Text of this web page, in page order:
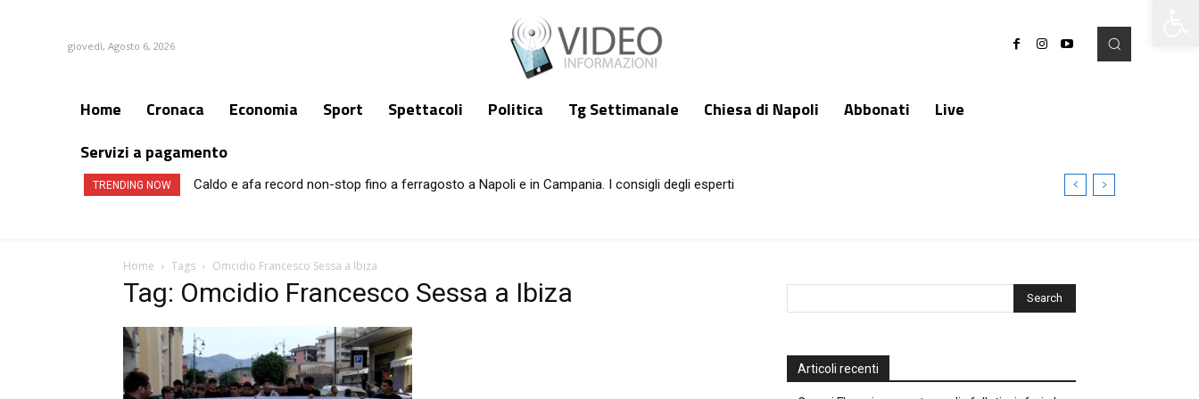
giovedì, Agosto 6, 2026
Home Cronaca Economia Sport Spettacoli Politica Tg Settimanale Chiesa di Napoli Abbonati
Live
Servizi a pagamento
TRENDING NOW Caldo e afa record non-stop fino a ferragosto a Napoli e in Campania. I consigli degli esperti
Home Tags Omcidio Francesco Sessa a Ibiza
Tag: Omcidio Francesco Sessa a Ibiza
Articoli recenti